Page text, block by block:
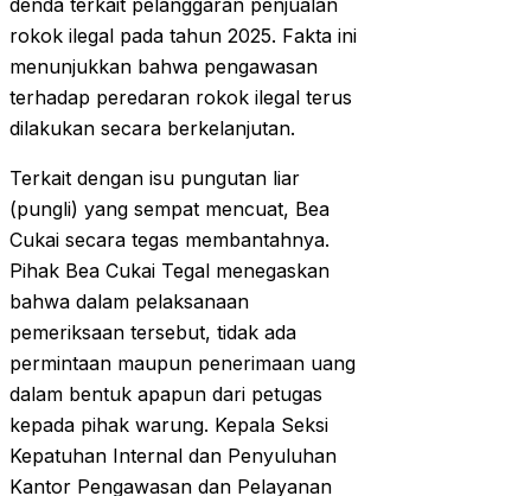
denda terkait pelanggaran penjualan
rokok ilegal pada tahun 2025. Fakta ini
menunjukkan bahwa pengawasan
terhadap peredaran rokok ilegal terus
dilakukan secara berkelanjutan.
Terkait dengan isu pungutan liar
(pungli) yang sempat mencuat, Bea
Cukai secara tegas membantahnya.
Pihak Bea Cukai Tegal menegaskan
bahwa dalam pelaksanaan
pemeriksaan tersebut, tidak ada
permintaan maupun penerimaan uang
dalam bentuk apapun dari petugas
kepada pihak warung. Kepala Seksi
Kepatuhan Internal dan Penyuluhan
Kantor Pengawasan dan Pelayanan